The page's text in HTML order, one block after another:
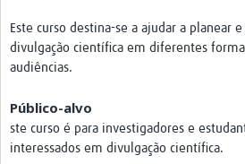
Scoring & Moderation
For Individuals
For Teams
Este curso destina-se a ajudar a planear
divulgação científica em diferentes
audiências.
Público-alvo
ste curso é para investigadores e
interessados em divulgação científica.